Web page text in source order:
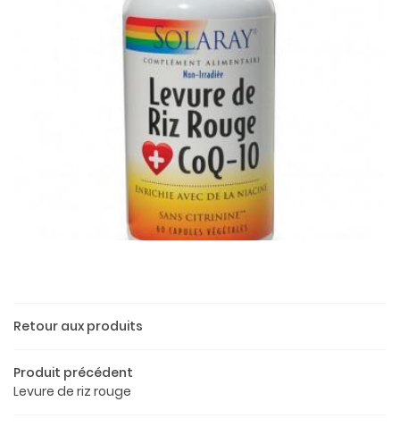
Accueil
Retour aux produits
Produit précédent
Levure de riz rouge